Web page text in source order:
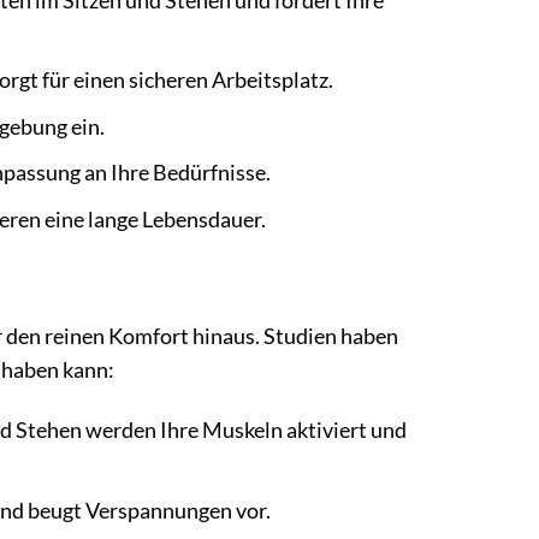
für einen sicheren Arbeitsplatz.
ein.
an Ihre Bedürfnisse.
eine lange Lebensdauer.
reinen Komfort hinaus. Studien haben
kann:
Stehen werden Ihre Muskeln aktiviert und
beugt Verspannungen vor.